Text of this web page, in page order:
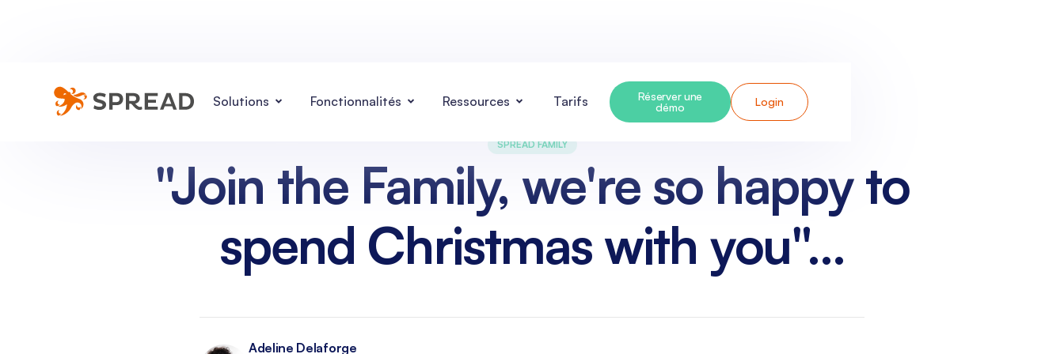
Solutions Fonctionnalités Ressources Tarifs
Réserver une
démo
Login
SPREAD FAMILY
"Join the Family, we're so happy to
spend Christmas with you"...
Adeline Delaforge